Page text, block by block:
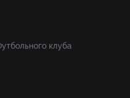
клуба